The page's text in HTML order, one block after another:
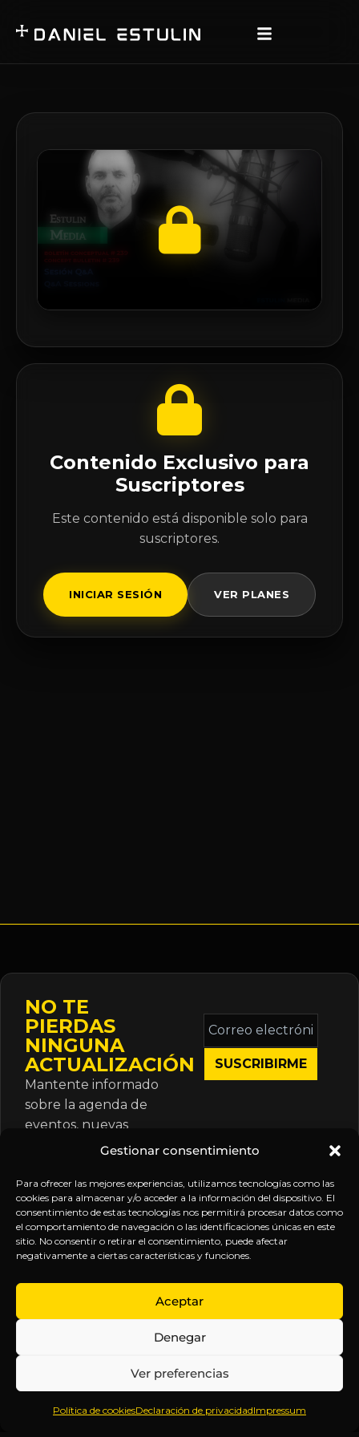
Gestionar consentimiento
Para ofrecer las mejores experiencias, utilizamos tecnologías como las
cookies para almacenar y/o acceder a la información del dispositivo. El
consentimiento de estas tecnologías nos permitirá procesar datos como
el comportamiento de navegación o las identificaciones únicas en este
sitio. No consentir o retirar el consentimiento, puede afectar
negativamente a ciertas características y funciones.
Aceptar
Denegar
Ver preferencias
Política de cookiesDeclaración de privacidadImpressum
Contenido Exclusivo para
Suscriptores
Este contenido está disponible solo para
suscriptores.
INICIAR SESIÓN VER PLANES
NO TE
PIERDAS
NINGUNA
ACTUALIZACIÓN
Mantente informado
sobre la agenda de
eventos, nuevas
publicaciones y
suscripción.
Correo
electrónico
*
Inteligencia
Anticipándonos
EXPLORA
Inicio
Sobre
Contenido
Webinars
LEGAL
Política
de
Términos y
Aviso
SÍGUENOS